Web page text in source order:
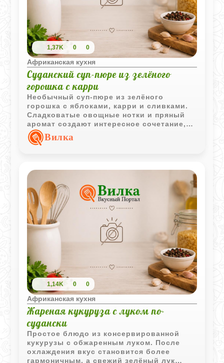
1,37K 0 0
Африканская кухня
Суданский суп-пюре из зелёного
горошка с карри
Необычный суп-пюре из зелёного
горошка с яблоками, карри и сливками.
Сладковатые овощные нотки и пряный
аромат создают интересное сочетание,
характерное для африканской кухни.
Вилка
1,14K 0 0
Африканская кухня
Жареная кукуруза с луком по-
судански
Простое блюдо из консервированной
кукурузы с обжаренным луком. После
охлаждения вкус становится более
гармоничным, а свежий зелёный лук